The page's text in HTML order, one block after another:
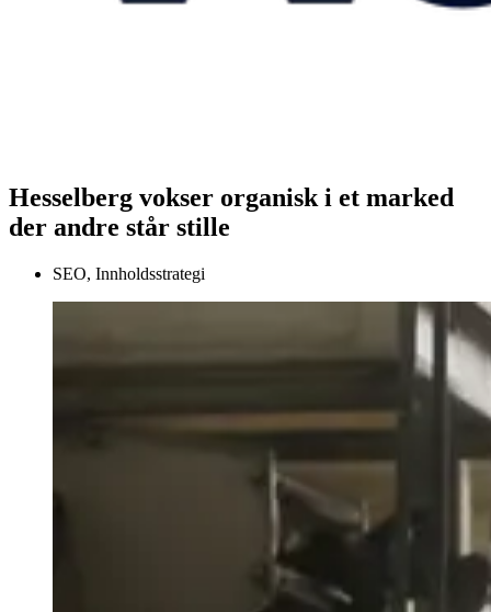
Hesselberg vokser organisk i et marked
der andre står stille
SEO, Innholdsstrategi